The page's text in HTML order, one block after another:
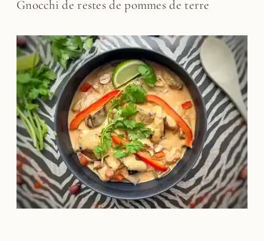
Gnocchi de restes de pommes de terre